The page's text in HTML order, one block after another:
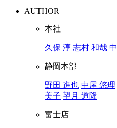
AUTHOR
本社
久保 淳 志村 和哉
静岡本部
野田 進也 中屋 悠理
美子 望月 道隆
富士店